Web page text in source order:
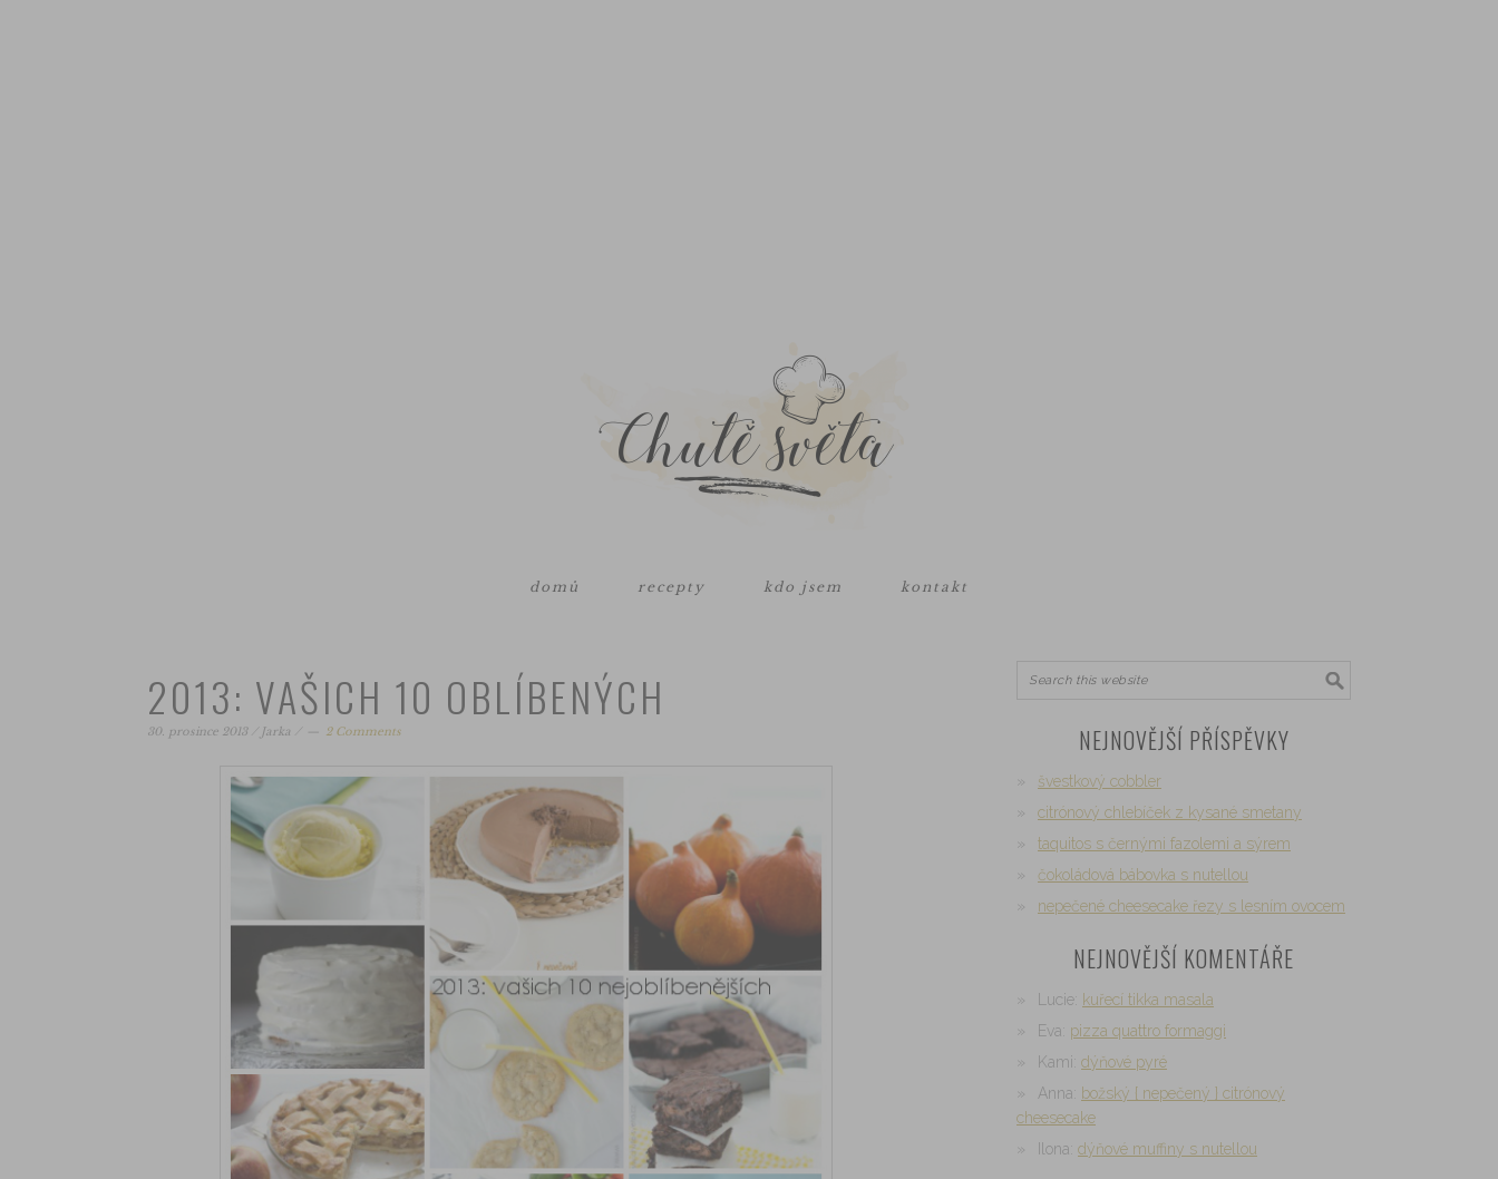
domů recepty kdo jsem kontakt
2013: VAŠICH 10 OBLÍBENÝCH
30. prosince 2013/ Jarka 2 Comments NEJNOVĚJŠÍ PŘÍSPĚVKY
švestkový cobbler
citrónový chlebíček z kysané smetany
taquitos s černými fazolemi a sýrem
čokoládová bábovka s nutellou
nepečené cheesecake řezy s lesním ovocem
NEJNOVĚJŠÍ KOMENTÁŘE
Lucie kuřecí tikka masala
Eva pizza quattro formaggi
Kami dýňové pyré
Anna
božský { nepečený } citrónový
cheesecake
Ilona dýňové muffiny s nutellou